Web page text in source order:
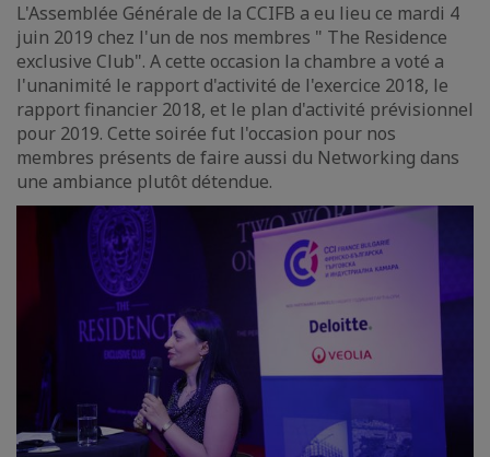
L'Assemblée Générale de la CCIFB a eu lieu ce mardi 4
juin 2019 chez l'un de nos membres " The Residence
exclusive Club". A cette occasion la chambre a voté a
l'unanimité le rapport d'activité de l'exercice 2018, le
rapport financier 2018, et le plan d'activité prévisionnel
pour 2019. Cette soirée fut l'occasion pour nos
membres présents de faire aussi du Networking dans
une ambiance plutôt détendue.